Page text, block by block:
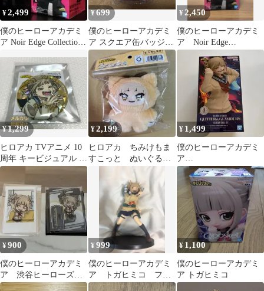
¥2,499
僕のヒーローアカデミ
ア Noir Edge Collection
¥699
僕のヒーローアカデミ
ア スクエア缶バッジコ
レクション トガヒミコ
¥ 2,450
僕のヒーローアカデミ
ア Noir Edge
Collection トガヒミコ
¥1,299
ヒロアカ TVアニメ 10
周年 キービジュアル ホ
ロ缶バッジ A トガヒミ
¥2,199
ヒロアカ ちみけもま
すこっと ぬいぐる
み トガ ヒミコ
¥ 1,499
僕のヒーローアカデミ
ア
GLITTER&GLAMOUR
S トガヒミコ
¥900
僕のヒーローアカデミ
ア 渋谷ヒーローズミ
ッション トガヒミコ
¥999
僕のヒーローアカデミ
ア トガヒミコ フィ
ギュア
¥ 1,100
僕のヒーローアカデミ
ア トガヒミコ